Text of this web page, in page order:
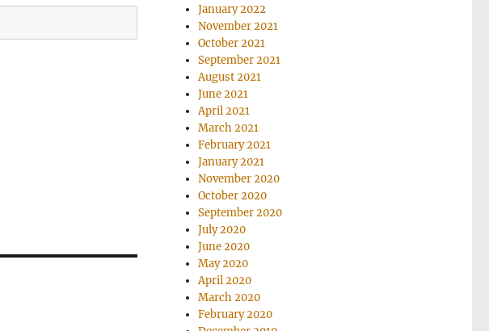
January 2022
November 2021
October 2021
September 2021
August 2021
June 2021
April 2021
March 2021
February 2021
January 2021
November 2020
October 2020
September 2020
July 2020
June 2020
May 2020
April 2020
March 2020
February 2020